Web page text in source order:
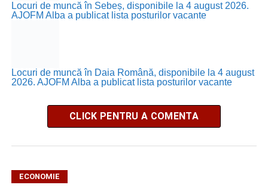
Locuri de muncă în Sebeș, disponibile la 4 august 2026.
AJOFM Alba a publicat lista posturilor vacante
Locuri de muncă în Daia Română, disponibile la 4 august
2026. AJOFM Alba a publicat lista posturilor vacante
CLICK PENTRU A COMENTA
ECONOMIE